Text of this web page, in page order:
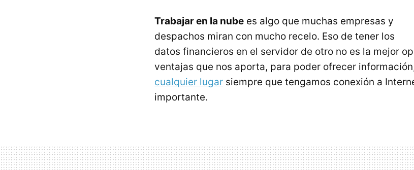
Trabajar en la nube es algo que muchas empresas y
despachos miran con mucho recelo. Eso de tener los
datos financieros en el servidor de otro no es la mejor
ventajas que nos aporta, para poder ofrecer
cualquier lugar siempre que tengamos conexión a
importante.